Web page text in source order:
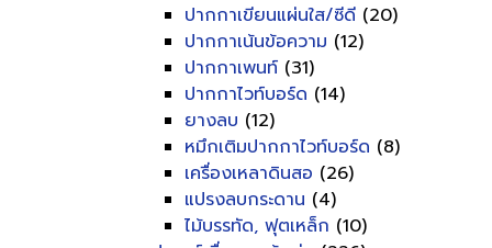
ปากกาเขียนแผ่นใส/ซีดี (20)
ปากกาเน้นข้อความ (12)
ปากกาเพนท์ (31)
ปากกาไวท์บอร์ด (14)
ยางลบ (12)
หมึกเติมปากกาไวท์บอร์ด (8)
เครื่องเหลาดินสอ (26)
แปรงลบกระดาน (4)
ไม้บรรทัด, ฟุตเหล็ก (10)